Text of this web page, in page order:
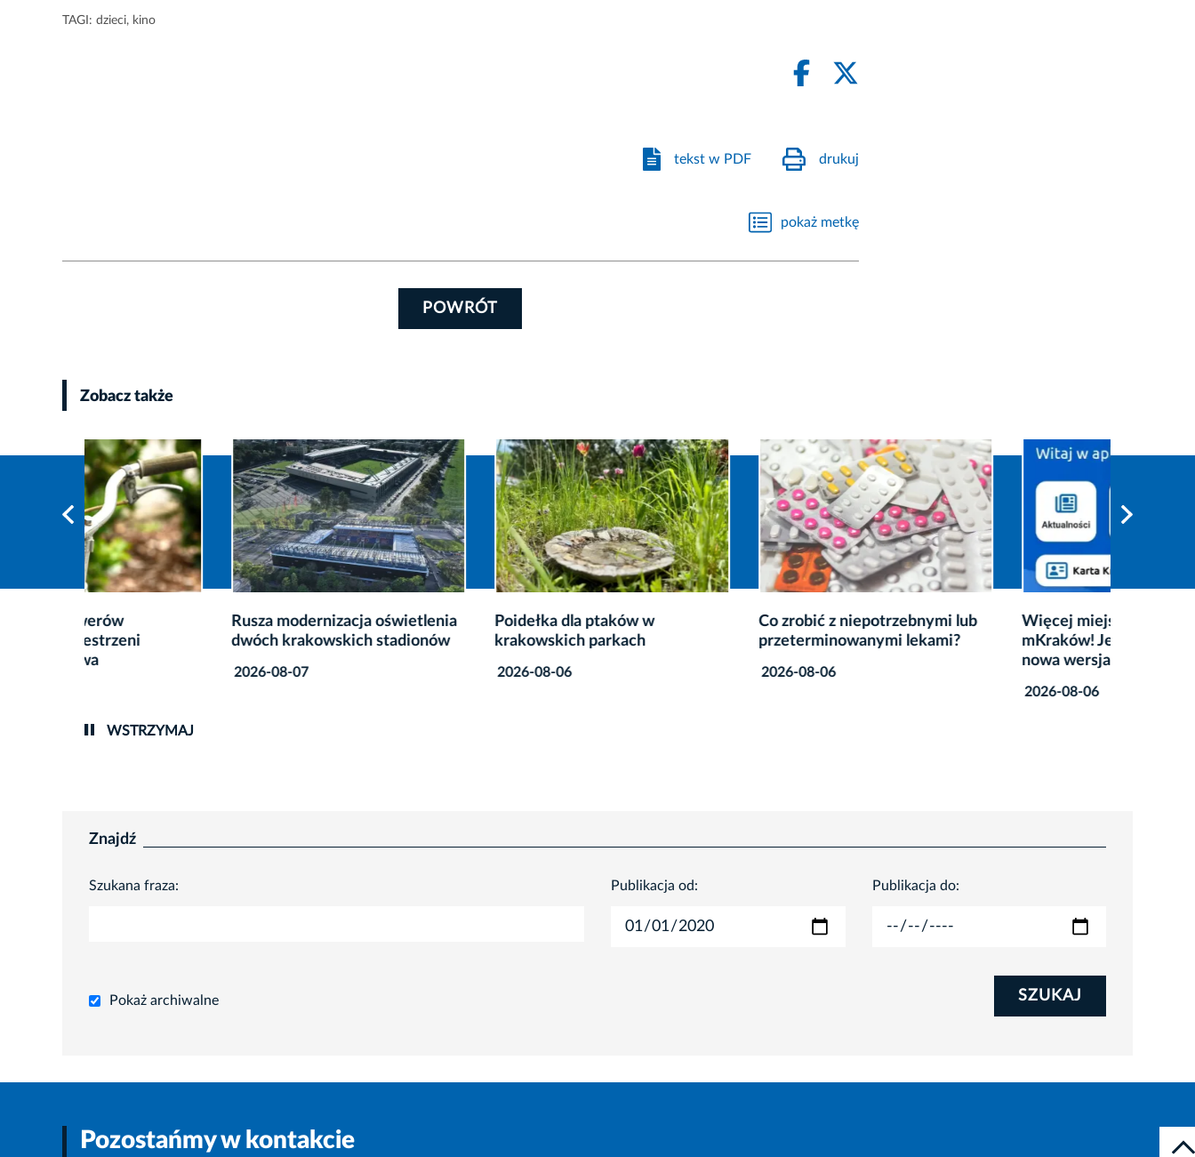
TAGI: dzieci, kino
tekst w PDF drukuj
pokaż metkę
POWRÓT
Zobacz także
Rusza modernizacja oświetlenia
dwóch krakowskich stadionów
Poidełka dla ptaków w
krakowskich parkach
Co zrobić z niepotrzebnymi lub
przeterminowanymi lekami?
Więcej miejskich usług w
mKraków! Jest już dostępna
nowa wersja aplikacji
WSTRZYMAJ
Znajdź
Szukana fraza: Publikacja od: Publikacja do:
Pokaż archiwalne SZUKAJ
Pozostańmy w kontakcie